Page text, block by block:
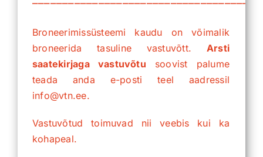
Broneerimissüsteemi kaudu on võimalik
broneerida tasuline vastuvõtt. Arsti
saatekirjaga vastuvõtu soovist palume
teada anda e-posti teel aadressil
info@vtn.ee.
Vastuvõtud toimuvad nii veebis kui ka
kohapeal.